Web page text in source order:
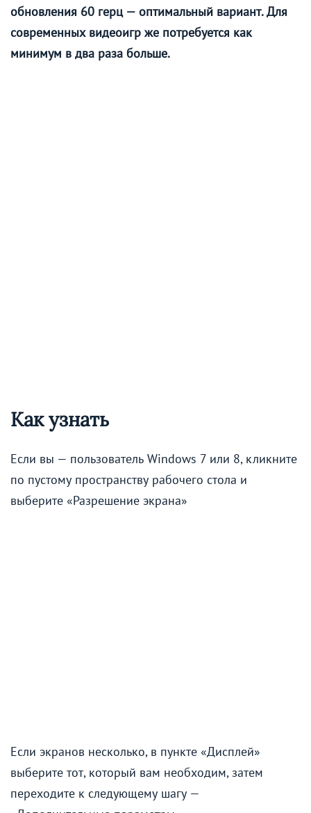
обновления 60 герц — оптимальный вариант. Для
современных видеоигр же потребуется как
минимум в два раза больше.
Как узнать
Если вы — пользователь Windows 7 или 8, кликните
по пустому пространству рабочего стола и
выберите «Разрешение экрана»
Если экранов несколько, в пункте «Дисплей»
выберите тот, который вам необходим, затем
переходите к следующему шагу —